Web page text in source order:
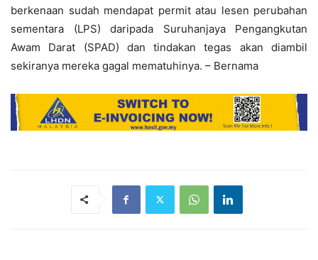
berkenaan sudah mendapat permit atau lesen perubahan
sementara (LPS) daripada Suruhanjaya Pengangkutan
Awam Darat (SPAD) dan tindakan tegas akan diambil
sekiranya mereka gagal mematuhinya. – Bernama